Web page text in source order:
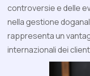
controversie e delle
nella gestione
rappresenta un
internazionali dei